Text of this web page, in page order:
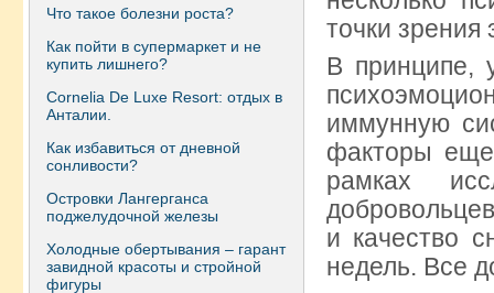
Что такое болезни роста?
Как пойти в супермаркет и не
купить лишнего?
Сornelia De Luxe Resort: отдых в
Анталии.
Как избавиться от дневной
сонливости?
Островки Лангерганса
поджелудочной железы
Холодные обертывания – гарант
завидной красоты и стройной
фигуры
точки
В принципе,
иммунную
факторы
рамках
и качество
недель. Все